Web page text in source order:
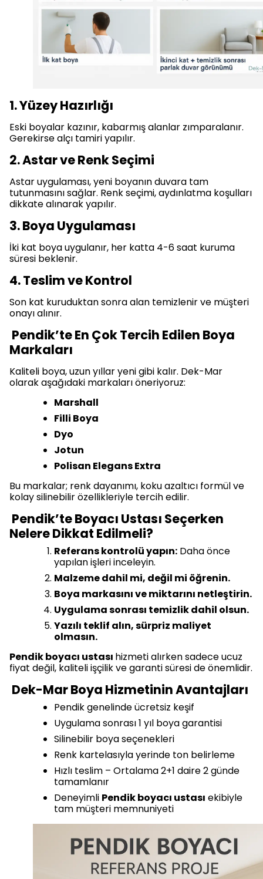
1. Yüzey Hazırlığı
Eski boyalar kazınır, kabarmış alanlar zımparalanır.
Gerekirse alçı tamiri yapılır.
2. Astar ve Renk Seçimi
Astar uygulaması, yeni boyanın duvara tam
tutunmasını sağlar. Renk seçimi, aydınlatma koşulları
dikkate alınarak yapılır.
3. Boya Uygulaması
İki kat boya uygulanır, her katta 4-6 saat kuruma
süresi beklenir.
4. Teslim ve Kontrol
Son kat kuruduktan sonra alan temizlenir ve müşteri
onayı alınır.
Pendik’te En Çok Tercih Edilen Boya
Markaları
Kaliteli boya, uzun yıllar yeni gibi kalır. Dek-Mar
olarak aşağıdaki markaları öneriyoruz:
Marshall
Filli Boya
Dyo
Jotun
Polisan Elegans Extra
Bu markalar; renk dayanımı, koku azaltıcı formül ve
kolay silinebilir özellikleriyle tercih edilir.
Pendik’te Boyacı Ustası Seçerken
Nelere Dikkat Edilmeli?
Referans kontrolü yapın: Daha önce
yapılan işleri inceleyin.
Malzeme dahil mi, değil mi öğrenin.
Boya markasını ve miktarını netleştirin.
Uygulama sonrası temizlik dahil olsun.
Yazılı teklif alın, sürpriz maliyet
olmasın.
Pendik boyacı ustası hizmeti alırken sadece ucuz
fiyat değil, kaliteli işçilik ve garanti süresi de önemlidir.
Dek-Mar Boya Hizmetinin Avantajları
Pendik genelinde ücretsiz keşif
Uygulama sonrası 1 yıl boya garantisi
Silinebilir boya seçenekleri
Renk kartelasıyla yerinde ton belirleme
Hızlı teslim – Ortalama 2+1 daire 2 günde
tamamlanır
Deneyimli Pendik boyacı ustası ekibiyle
tam müşteri memnuniyeti